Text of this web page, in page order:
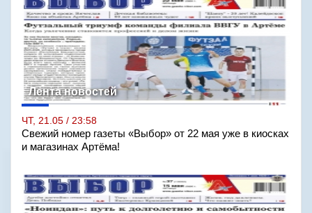
Лента новостей
ЧТ, 21.05 / 23:58
Свежий номер газеты «Выбор» от 22 мая уже в киосках
и магазинах Артёма!